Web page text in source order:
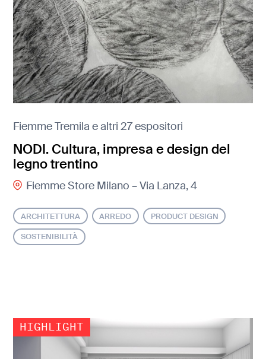
Fiemme Tremila e altri 27 espositori
NODI. Cultura, impresa e design del
legno trentino
Fiemme Store Milano – Via Lanza, 4
ARCHITETTURA ARREDO PRODUCT DESIGN
SOSTENIBILITÀ